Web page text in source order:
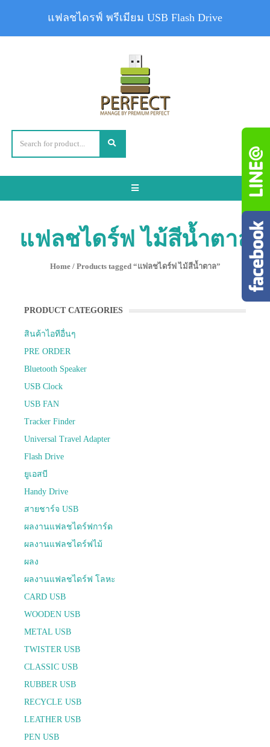
Toggle
แฟลชไดร์ฟ ไม้สีน้ำตาล
Home/ Products tagged “แฟลชไดร์ฟ ไม้สีน้ำตาล”
PRODUCT CATEGORIES
สินค้าไอทีอื่นๆ
PRE ORDER
Bluetooth Speaker
USB Clock
USB FAN
Tracker Finder
Universal Travel Adapter
Flash Drive
ยูเอสบี
Handy Drive
สายชาร์จ USB
ผลงานแฟลชไดร์ฟการ์ด
ผลงานแฟลชไดร์ฟไม้
ผลง
ผลงานแฟลชไดร์ฟ โลหะ
CARD USB
WOODEN USB
METAL USB
TWISTER USB
CLASSIC USB
RUBBER USB
RECYCLE USB
LEATHER USB
PEN USB
แฟลชไดรฟ์ พรีเมียม USB Flash Drive